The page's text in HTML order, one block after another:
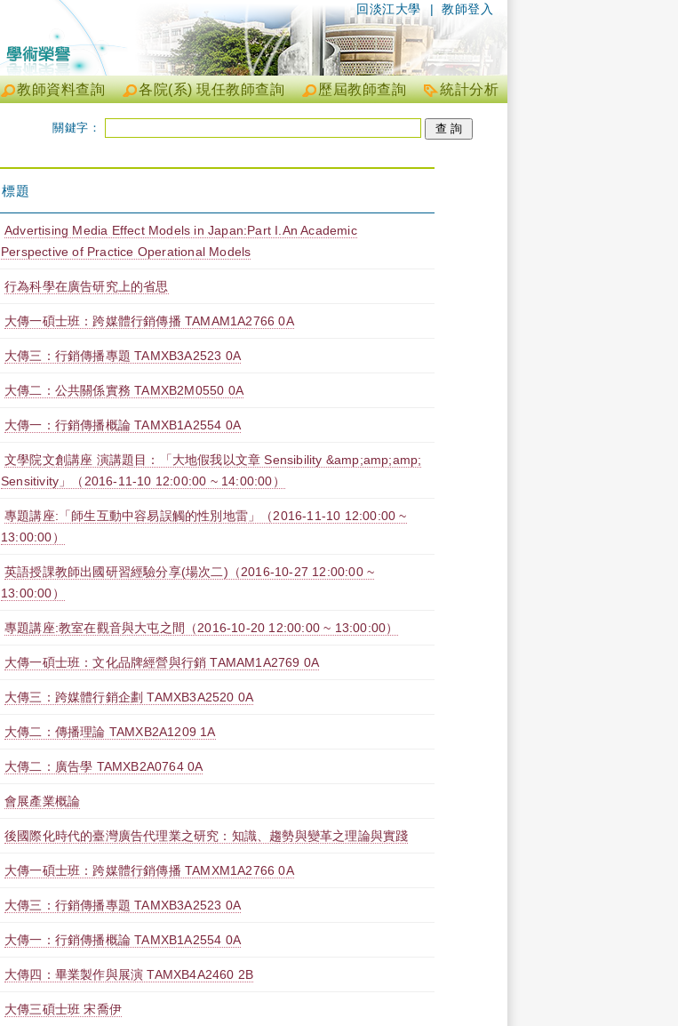
| 教師登入
回淡江大學
統計分析
歷屆教師查詢
各院(系) 現任教師查詢
教師資料查詢
關鍵字：
標題
Advertising Media Effect Models in Japan:Part I.An Academic
Perspective of Practice Operational Models
行為科學在廣告研究上的省思
大傳一碩士班：跨媒體行銷傳播 TAMAM1A2766 0A
大傳三：行銷傳播專題 TAMXB3A2523 0A
大傳二：公共關係實務 TAMXB2M0550 0A
大傳一：行銷傳播概論 TAMXB1A2554 0A
文學院文創講座 演講題目：「大地假我以文章 Sensibility &amp;amp;amp;
Sensitivity」（2016-11-10 12:00:00 ~ 14:00:00）
專題講座:「師生互動中容易誤觸的性別地雷」（2016-11-10 12:00:00 ~
13:00:00）
英語授課教師出國研習經驗分享(場次二)（2016-10-27 12:00:00 ~
13:00:00）
專題講座:教室在觀音與大屯之間（2016-10-20 12:00:00 ~ 13:00:00）
大傳一碩士班：文化品牌經營與行銷 TAMAM1A2769 0A
大傳三：跨媒體行銷企劃 TAMXB3A2520 0A
大傳二：傳播理論 TAMXB2A1209 1A
大傳二：廣告學 TAMXB2A0764 0A
會展產業概論
後國際化時代的臺灣廣告代理業之研究：知識、趨勢與變革之理論與實踐
大傳一碩士班：跨媒體行銷傳播 TAMXM1A2766 0A
大傳三：行銷傳播專題 TAMXB3A2523 0A
大傳一：行銷傳播概論 TAMXB1A2554 0A
大傳四：畢業製作與展演 TAMXB4A2460 2B
大傳三碩士班 宋喬伊